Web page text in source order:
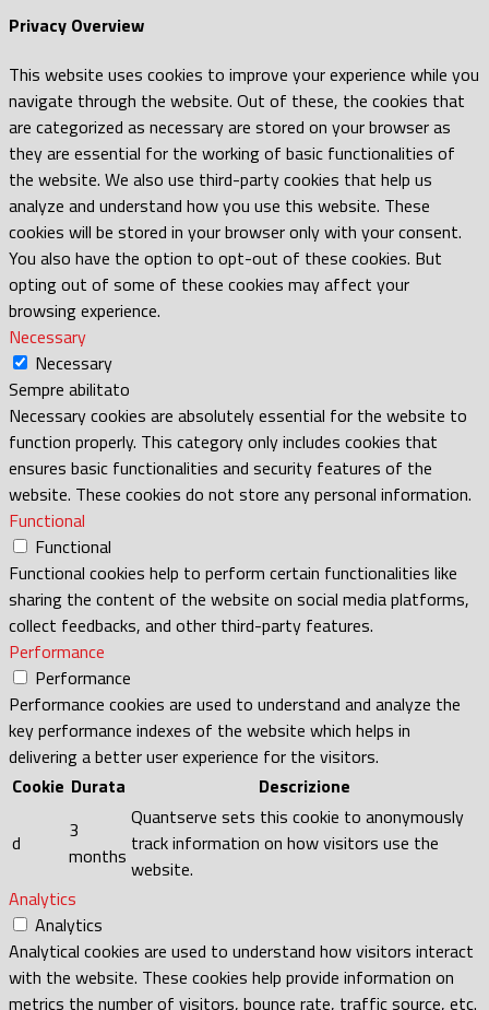
Privacy Overview
This website uses cookies to improve your experience while you
navigate through the website. Out of these, the cookies that
are categorized as necessary are stored on your browser as
they are essential for the working of basic functionalities of
the website. We also use third-party cookies that help us
analyze and understand how you use this website. These
cookies will be stored in your browser only with your consent.
You also have the option to opt-out of these cookies. But
opting out of some of these cookies may affect your
browsing experience.
Necessary
Necessary
Sempre abilitato
Necessary cookies are absolutely essential for the website to
function properly. This category only includes cookies that
ensures basic functionalities and security features of the
website. These cookies do not store any personal information.
Functional
Functional
Functional cookies help to perform certain functionalities like
sharing the content of the website on social media platforms,
collect feedbacks, and other third-party features.
Performance
Performance
Performance cookies are used to understand and analyze the
key performance indexes of the website which helps in
delivering a better user experience for the visitors.
Cookie Durata Descrizione
d
3
months
Quantserve sets this cookie to anonymously
track information on how visitors use the
website.
Analytics
Analytics
Analytical cookies are used to understand how visitors interact
with the website. These cookies help provide information on
metrics the number of visitors, bounce rate, traffic source, etc.